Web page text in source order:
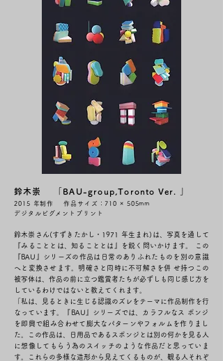
鈴木崇 「BAU-group,Toronto Ver. 」
2015 年制作 作品サイズ：710 × 505mm
デジタルピグメントプリント
鈴木崇さん(すずきたかし・1971 年生まれ)は、写真を通して
『みることとは、知ることとは』を鋭く問いかけます。 この
『BAU』シリーズの作品は日常のありふれたものを別の意識
へと変換させます。明確さと同時に不可解さを併 せ持つこの
被写体は、作品の前に立つ鑑賞者たちが必ずしも同じ感じ方を
しているわけではないと教えてくれます。
「私は、見るときに生じる認識のズレをテーマに作品制作を行
なっています。『BAU』シリーズでは、カラフルなス ポンジ
を即興で組み合わせて膨大なパターンやフォルムを作りまし
た。この作品は、日用品であるスポンジとは別の何かを見る人
に想像してもらう為のスイッチのような作品だと思っていま
す。これらの多様な造形から見えてくるものが、観る人それぞ